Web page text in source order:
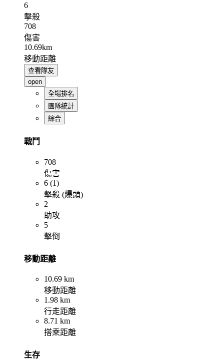
6
擊殺
708
傷害
10.69km
移動距離
查看隊友
open
全場排名
團隊統計
綜合
戰鬥
708
傷害
6 (1)
擊殺 (爆頭)
2
助攻
5
擊倒
移動距離
10.69 km
移動距離
1.98 km
行走距離
8.71 km
搭乘距離
生存